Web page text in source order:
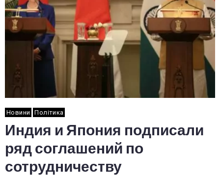
Новини Політика
Индия и Япония подписали
ряд соглашений по
сотрудничеству